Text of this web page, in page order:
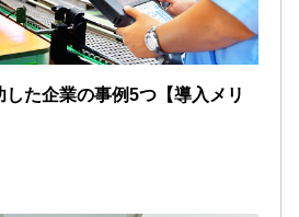
た企業の事例5つ【導入メリ